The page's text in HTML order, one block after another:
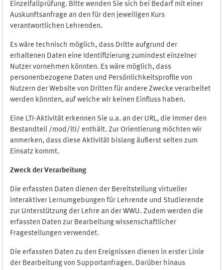
Einzelfallprüfung. Bitte wenden Sie sich bei Bedarf mit einer
Auskunftsanfrage an den für den jeweiligen Kurs
verantwortlichen Lehrenden.
Es wäre technisch möglich, dass Dritte aufgrund der
erhaltenen Daten eine Identifizierung zumindest einzelner
Nutzer vornehmen könnten. Es wäre möglich, dass
personenbezogene Daten und Persönlichkeitsprofile von
Nutzern der Website von Dritten für andere Zwecke verarbeitet
werden könnten, auf welche wir keinen Einfluss haben.
Eine LTI-Aktivität erkennen Sie u.a. an der URL, die immer den
Bestandteil /mod/lti/ enthält. Zur Orientierung möchten wir
anmerken, dass diese Aktivität bislang äußerst selten zum
Einsatz kommt.
Zweck der Verarbeitung
Die erfassten Daten dienen der Bereitstellung virtueller
interaktiver Lernumgebungen für Lehrende und Studierende
zur Unterstützung der Lehre an der WWU. Zudem werden die
erfassten Daten zur Bearbeitung wissenschaftlicher
Fragestellungen verwendet.
Die erfassten Daten zu den Ereignissen dienen in erster Linie
der Bearbeitung von Supportanfragen. Darüber hinaus